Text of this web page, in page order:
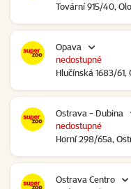
Tovární 915/40,
Opava
Hlučínská 1683/61,
nedostupné
Ostrava - Dubina
Horní 298/65a,
nedostupné
Ostrava Centro